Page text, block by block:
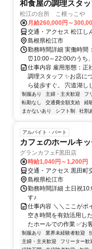
和食屋の調理スタッ
松江の台所 こ根っこや
月給260,000円～
交通・アクセス 松江し
島根県松江市
勤務時間詳細 実働時間
⏰10:00～22:00のうち
仕事内容 雇用形態：正
調理スタッフ ✨お店に
ら徒歩すぐ。 宍道湖し
制服あり 主婦・主夫歓迎 フ
転勤なし
交通費全額支給 経
まかないあり
シフト制 社割
アルバイト・パート
カフェのホールキ
グランカフェF黒田店
時給1,040円～1,200円
交通・アクセス 黒田町
島根県松江市
勤務時間詳細 土日祝
す♪
仕事内容 ＼＼ここがポ
空き時間を有効活用し
たホールでの作業 ✅お
制服あり 業界未経験者歓迎
主婦・主夫歓迎
フリーター歓